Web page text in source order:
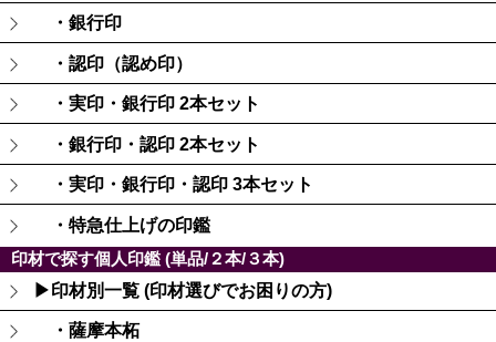
・銀行印
・認印（認め印）
・実印・銀行印 2本セット
・銀行印・認印 2本セット
・実印・銀行印・認印 3本セット
・特急仕上げの印鑑
印材で探す個人印鑑 (単品/２本/３本)
▶印材別一覧 (印材選びでお困りの方)
・薩摩本柘